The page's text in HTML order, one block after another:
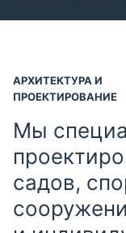
АРХИТЕКТУРА И
ПРОЕКТИРОВАНИЕ
Мы
садов,